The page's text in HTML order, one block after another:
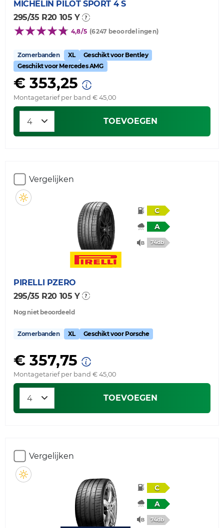
MICHELIN PILOT SPORT 4 S
295/35 R20 105 Y
4,8/5 (6247 beoordelingen)
Zomerbanden XL
Geschikt voor Bentley
Geschikt voor Mercedes AMG
€ 353,25
Montagetarief per band € 45,00
TOEVOEGEN
Vergelijken
C
A
74db
PIRELLI PZERO
295/35 R20 105 Y
Nog niet beoordeeld
Zomerbanden XL Geschikt voor Porsche
€ 357,75
Montagetarief per band € 45,00
TOEVOEGEN
Vergelijken
C
A
74db